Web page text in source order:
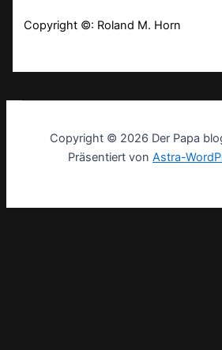
Copyright ©: Roland M. Horn
Copyright © 2026 Der Papa
Präsentiert von Astra-